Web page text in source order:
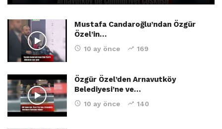
Mustafa Candaroğlu’ndan Özgür
Özel’in…
10 ay önce 169
Özgür Özel’den Arnavutköy
Belediyesi’ne ve…
10 ay önce 140